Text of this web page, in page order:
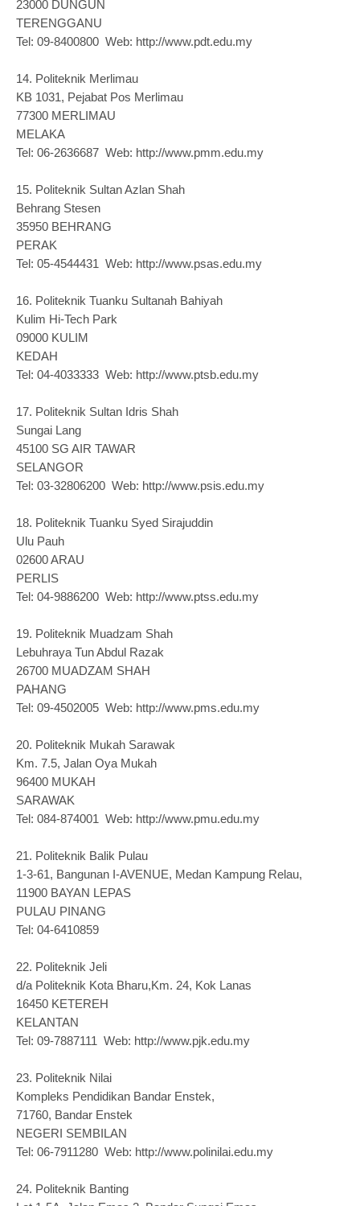
23000 DUNGUN
TERENGGANU
Tel: 09-8400800 Web: http://www.pdt.edu.my
14. Politeknik Merlimau
KB 1031, Pejabat Pos Merlimau
77300 MERLIMAU
MELAKA
Tel: 06-2636687 Web: http://www.pmm.edu.my
15. Politeknik Sultan Azlan Shah
Behrang Stesen
35950 BEHRANG
PERAK
Tel: 05-4544431 Web: http://www.psas.edu.my
16. Politeknik Tuanku Sultanah Bahiyah
Kulim Hi-Tech Park
09000 KULIM
KEDAH
Tel: 04-4033333 Web: http://www.ptsb.edu.my
17. Politeknik Sultan Idris Shah
Sungai Lang
45100 SG AIR TAWAR
SELANGOR
Tel: 03-32806200 Web: http://www.psis.edu.my
18. Politeknik Tuanku Syed Sirajuddin
Ulu Pauh
02600 ARAU
PERLIS
Tel: 04-9886200 Web: http://www.ptss.edu.my
19. Politeknik Muadzam Shah
Lebuhraya Tun Abdul Razak
26700 MUADZAM SHAH
PAHANG
Tel: 09-4502005 Web: http://www.pms.edu.my
20. Politeknik Mukah Sarawak
Km. 7.5, Jalan Oya Mukah
96400 MUKAH
SARAWAK
Tel: 084-874001 Web: http://www.pmu.edu.my
21. Politeknik Balik Pulau
1-3-61, Bangunan I-AVENUE, Medan Kampung Relau,
11900 BAYAN LEPAS
PULAU PINANG
Tel: 04-6410859
22. Politeknik Jeli
d/a Politeknik Kota Bharu,Km. 24, Kok Lanas
16450 KETEREH
KELANTAN
Tel: 09-7887111 Web: http://www.pjk.edu.my
23. Politeknik Nilai
Kompleks Pendidikan Bandar Enstek,
71760, Bandar Enstek
NEGERI SEMBILAN
Tel: 06-7911280 Web: http://www.polinilai.edu.my
24. Politeknik Banting